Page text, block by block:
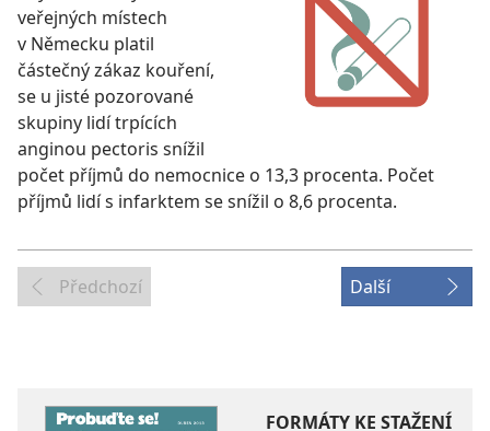
veřejných místech
v Německu platil
částečný zákaz kouření,
se u jisté pozorované
skupiny lidí trpících
anginou pectoris snížil
počet příjmů do nemocnice o 13,3 procenta. Počet
příjmů lidí s infarktem se snížil o 8,6 procenta.
Předchozí Další
FORMÁTY KE STAŽENÍ